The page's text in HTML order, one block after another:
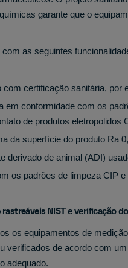
garante que o
as seguintes
com certificação sanitária, por
em conformidade com os
de produtos eletropolidos
da superfície do produto Ra
derivado de animal (ADI)
os padrões de limpeza CIP e
NIST e verificação
os equipamentos de
verificados de acordo com
adequado.